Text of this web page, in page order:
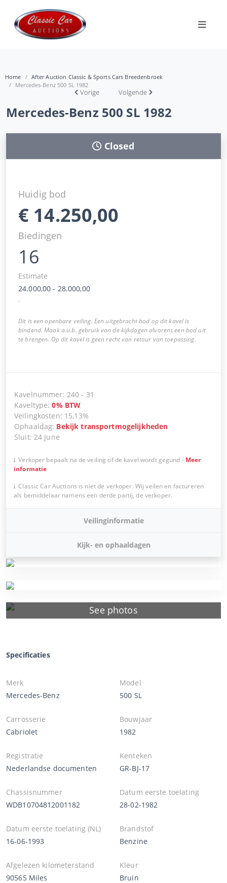
Home
After Auction Classic & Sports Cars Breedenbroek
Mercedes-Benz 500 SL 1982
Vorige Volgende
Mercedes-Benz 500 SL 1982
See photos
Closed
Huidig bod
€ 14.250,00
Biedingen
16
Estimate
24.000,00 - 28.000,00
.
Dit is een openbare veiling. Een uitgebracht bod op dit kavel is
bindend. Maak a.u.b. gebruik van de kijkdagen alvorens een bod uit
te brengen. Op dit kavel is geen recht van retour van toepassing.
Kavelnummer: 240 - 31
Kaveltype:0% BTW
Veilingkosten: 15,13%
Ophaaldag: Bekijk transportmogelijkheden
Sluit: 24 June
Verkoper bepaalt na de veiling of de kavel wordt gegund - Meer
informatie
Classic Car Auctions is niet de verkoper. Wij veilen en factureren
als bemiddelaar namens een derde partij, de verkoper.
Veilinginformatie
Kijk- en ophaaldagen
Specificaties
Merk
Mercedes-Benz
Model
500 SL
Carrosserie
Cabriolet
Bouwjaar
1982
Registratie
Nederlandse documenten
Kenteken
GR-BJ-17
Chassisnummer
WDB10704812001182
Datum eerste toelating
28-02-1982
Datum eerste toelating (NL)
16-06-1993
Brandstof
Benzine
Afgelezen kilometerstand
90565 Miles
Kleur
Bruin